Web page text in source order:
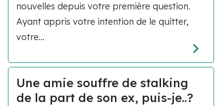
nouvelles depuis votre première question.
Ayant appris votre intention de le quitter,
votre...
Une amie souffre de stalking
de la part de son ex, puis-je..?